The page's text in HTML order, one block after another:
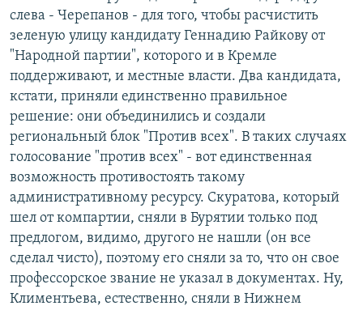
слева - Черепанов - для того, чтобы расчистить
зеленую улицу кандидату Геннадию Райкову от
"Народной партии", которого и в Кремле
поддерживают, и местные власти. Два кандидата,
кстати, приняли единственно правильное
решение: они объединились и создали
региональный блок "Против всех". В таких случаях
голосование "против всех" - вот единственная
возможность противостоять такому
административному ресурсу. Скуратова, который
шел от компартии, сняли в Бурятии только под
предлогом, видимо, другого не нашли (он все
сделал чисто), поэтому его сняли за то, что он свое
профессорское звание не указал в документах. Ну,
Климентьева, естественно, сняли в Нижнем